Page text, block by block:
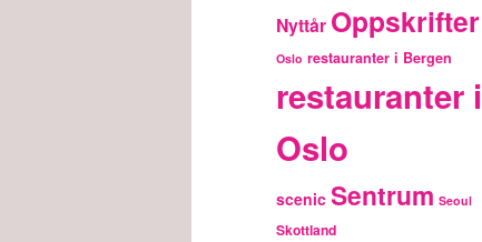
Nyttår Oppskrifter
Oslo restauranter i Bergen
restauranter i
Oslo
scenic Sentrum Seoul
Skottland